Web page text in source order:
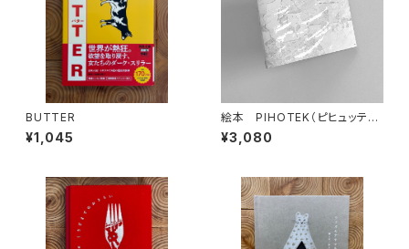
BUTTER
¥1,045
絵本 PIHOTEK（ピヒュッティ）
北極を風と歩く
¥3,080